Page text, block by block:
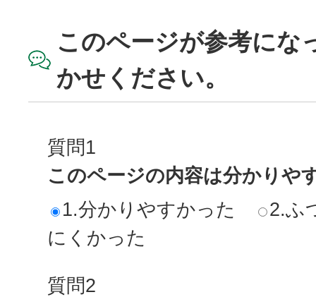
このページが参考にな
かせください。
質問1
このページの内容は分かりや
1.分かりやすかった
2.ふ
にくかった
質問2